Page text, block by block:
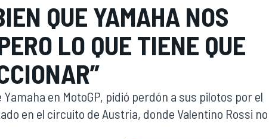
QUE YAMAHA NOS
LO QUE TIENE QUE
en MotoGP, pidió perdón a sus pilotos por el
en el circuito de Austria, donde Valentino Rossi no